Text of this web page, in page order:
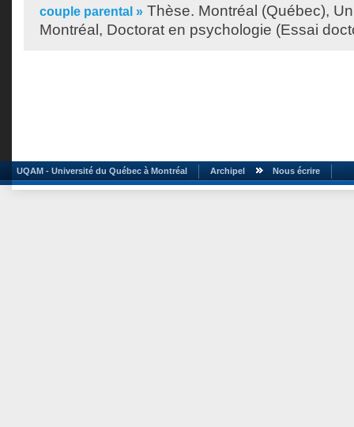
couple parental » Thèse. Montréal (Québec),
Montréal, Doctorat en psychologie (Essai
UQAM - Université du Québec à Montréal Archipel Nous écrire